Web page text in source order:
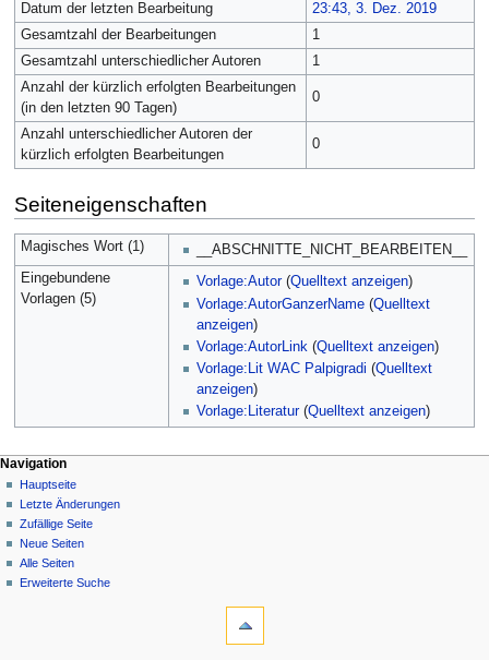
Datum der letzten Bearbeitung
23:43, 3. Dez. 2019
Gesamtzahl der Bearbeitungen
1
Gesamtzahl unterschiedlicher Autoren
1
Anzahl der kürzlich erfolgten Bearbeitungen
(in den letzten 90 Tagen)
0
Anzahl unterschiedlicher Autoren der
kürzlich erfolgten Bearbeitungen
0
Seiteneigenschaften
Magisches Wort (1)
__ABSCHNITTE_NICHT_BEARBEITEN__
Eingebundene
Vorlagen (5)
Vorlage:Autor(Quelltext anzeigen)
Vorlage:AutorGanzerName (Quelltext
anzeigen)
Vorlage:AutorLink (Quelltext anzeigen)
Vorlage:Lit WAC Palpigradi (Quelltext
anzeigen)
Vorlage:Literatur(Quelltext anzeigen)
Navigation
Hauptseite
Letzte Änderungen
Zufällige Seite
Neue Seiten
Alle Seiten
Erweiterte Suche